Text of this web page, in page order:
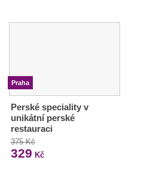
Praha
Perské speciality v
unikátní perské
restauraci
375 Kč
329 Kč